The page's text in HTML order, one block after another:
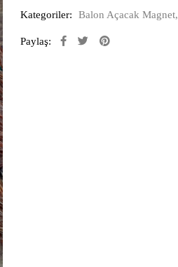
Kategoriler: Balon Açacak Magnet,
Paylaş: